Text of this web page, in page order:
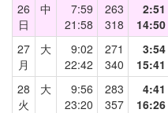
26
日
中
7:59
21:58
263
318
2:51
14:50
27
月
大
9:02
22:42
271
340
3:54
15:41
28
火
大
9:56
23:20
283
357
4:41
16:26